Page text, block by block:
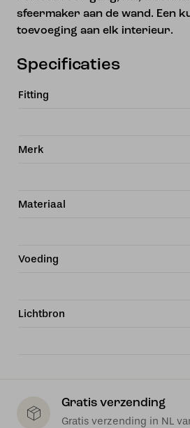
sfeermaker aan de wand. Een
toevoeging aan elk interieur.
Specificaties
Fitting
Merk
Materiaal
Voeding
Lichtbron
Gratis verzending
Gratis verzending in NL